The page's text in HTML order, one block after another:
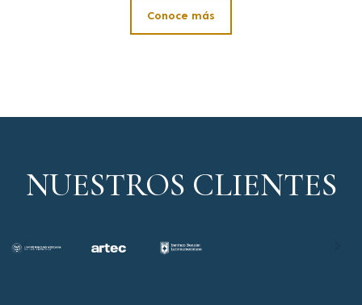
Conoce más
NUESTROS CLIENTES